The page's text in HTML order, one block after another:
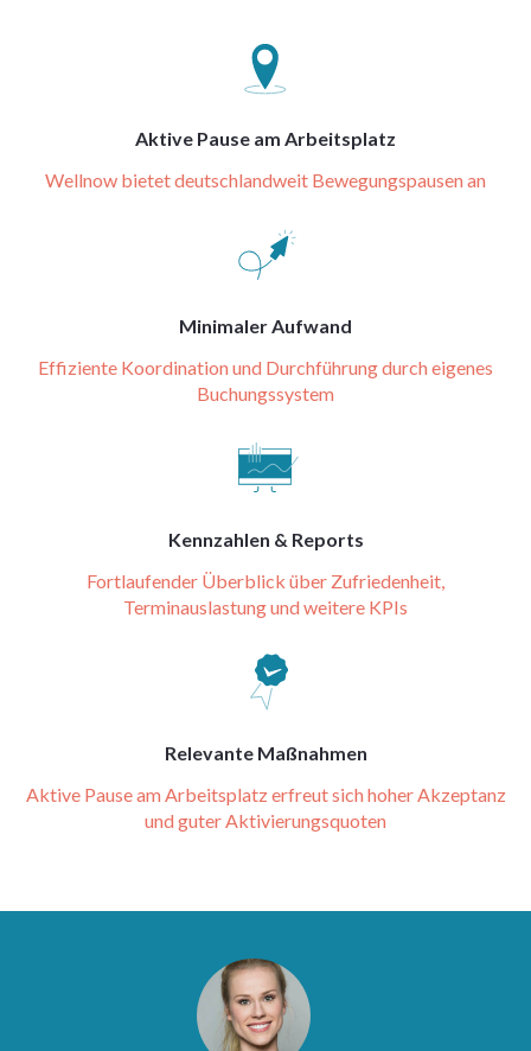
Aktive Pause am Arbeitsplatz
Wellnow bietet deutschlandweit Bewegungspausen an
Minimaler Aufwand
Effiziente Koordination und Durchführung durch eigenes
Buchungssystem
Kennzahlen & Reports
Fortlaufender Überblick über Zufriedenheit,
Terminauslastung und weitere KPIs
Relevante Maßnahmen
Aktive Pause am Arbeitsplatz erfreut sich hoher Akzeptanz
und guter Aktivierungsquoten